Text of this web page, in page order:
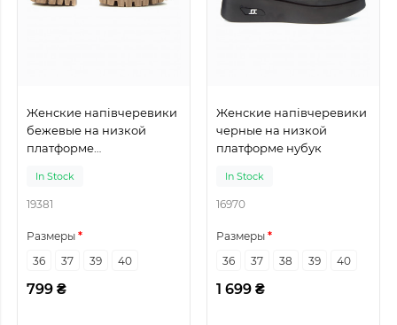
Женские напівчеревики
бежевые на низкой
платформе
In Stock
19381
Размеры
36
37 39 40
799 ₴
Женские напівчеревики
черные на низкой
платформе нубук
In Stock
16970
Размеры
36
37 38 39 40
1 699 ₴